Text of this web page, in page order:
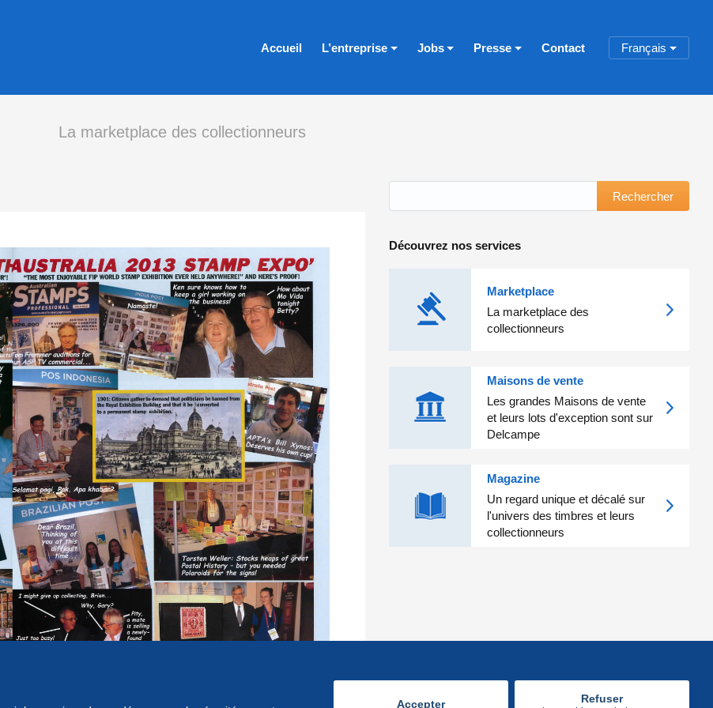
Accueil L’entreprise Jobs Presse Contact Français
La marketplace des collectionneurs
Rechercher
Découvrez nos services
Marketplace
La marketplace des
collectionneurs
Maisons de vente
Les grandes Maisons de vente
et leurs lots d'exception sont sur
Delcampe
Magazine
Un regard unique et décalé sur
l'univers des timbres et leurs
collectionneurs
Accepter Refuser